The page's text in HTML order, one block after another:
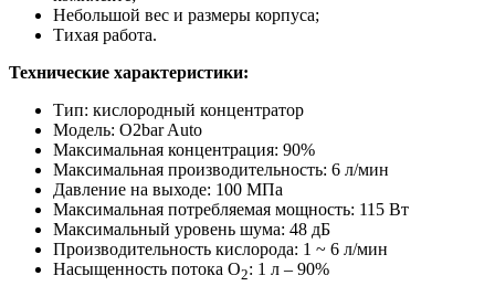
Небольшой вес и размеры корпуса;
Тихая работа.
Технические характеристики:
Тип: кислородный концентратор
Модель: O2bar Auto
Максимальная концентрация: 90%
Максимальная производительность: 6 л/мин
Давление на выходе: 100 МПа
Максимальная потребляемая мощность: 115 Вт
Максимальный уровень шума: 48 дБ
Производительность кислорода: 1 ~ 6 л/мин
Насыщенность потока О2: 1 л – 90%